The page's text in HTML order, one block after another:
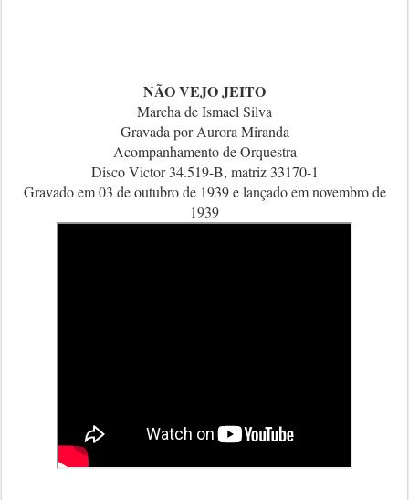
NÃO VEJO JEITO
Marcha de Ismael Silva
Gravada por Aurora Miranda
Acompanhamento de Orquestra
Disco Victor 34.519-B, matriz 33170-1
Gravado em 03 de outubro de 1939 e lançado em novembro de
1939